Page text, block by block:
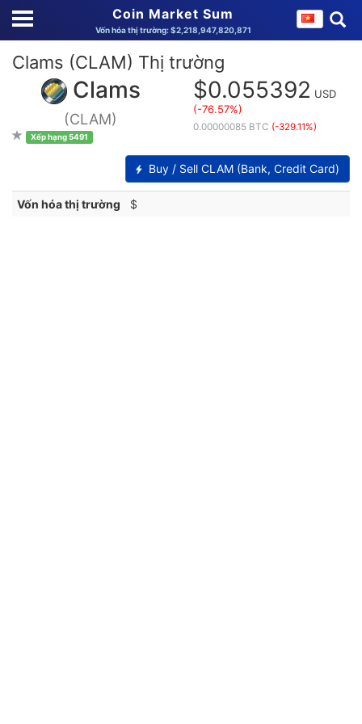
Coin Market Sum
Vốn hóa thị trường: $2,218,947,820,871
Clams (CLAM) Thị trường
Clams
(CLAM)
Xếp hạng 5491
$0.055392 USD
(-76.57%)
0.00000085 BTC (-329.11%)
Buy / Sell CLAM (Bank, Credit Card)
Vốn hóa thị trường $